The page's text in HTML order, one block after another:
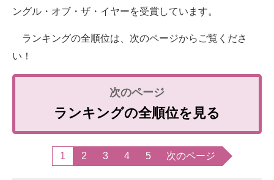
ングル・オブ・ザ・イヤーを受賞しています。
ランキングの全順位は、次のページからご覧くださ
い！
ランキングの全順位を見る
1 2 3 4 5 次のページ